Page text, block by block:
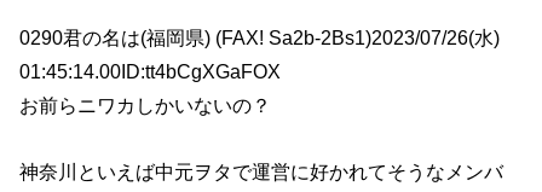
0290君の名は(福岡県) (FAX! Sa2b-2Bs1)2023/07/26(水)
01:45:14.00ID:tt4bCgXGaFOX
お前らニワカしかいないの？
神奈川といえば中元ヲタで運営に好かれてそうなメンバ